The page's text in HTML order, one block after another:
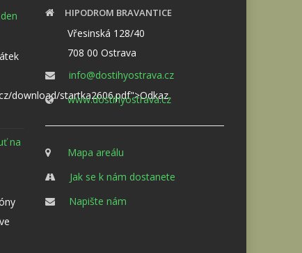
download/startka2606.pdf">Odkaz
na
HIPODROM BRAVANTICE
Vřesinská 128/40
708 00 Ostrava
info@dostihyostrava.cz
www.dostihyostrava.cz
Mapa areálu
Jak se k nám dostanete
Napište nám